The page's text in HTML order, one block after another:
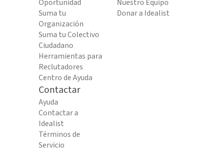
Oportunidad
Suma tu
Organización
Suma tu Colectivo
Ciudadano
Herramientas para
Reclutadores
Centro de Ayuda
Nuestro Equipo
Donar a Idealist
Contactar
Ayuda
Contactar a
Idealist
Términos de
Servicio